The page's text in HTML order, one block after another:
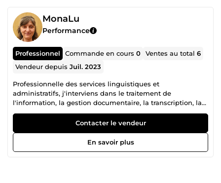
MonaLu
Performance
Professionnel Commande en cours0 Ventes au total6
Vendeur depuisJuil. 2023
Professionnelle des services linguistiques et
administratifs, j'interviens dans le traitement de
l'information, la gestion documentaire, la transcription, la
traduction français-polonais et l'organisation de données.
Habituée à travailler avec des documents, tableaux et
bases d'informations complexes, je privilégie la rigueur, la
confidentialité et la qualité du travail rendu.
Contacter le vendeur
En savoir plus